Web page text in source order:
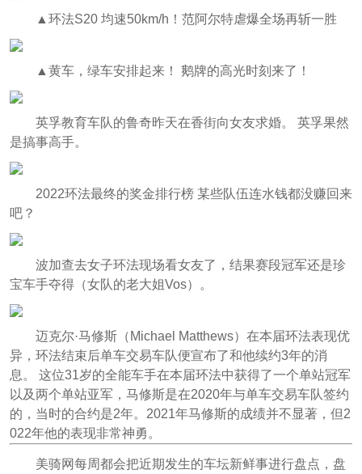
▲环法S20 均速50km/h！范阿尔特虐爆全场再斩一胜
▲黄车，绿车安排起来！ 鹅牌的高光时刻来了！
英孚教育车队的鲁奇昨天在香街向女友求婚。 英孚果然
是搞事高手。
2022环法最终的奖金排行榜 某些队伍连水钱都没赚回来
吧？
波加查去女子环法现场看女友了，结果赛段冠军还是珍
宝车手夺得（女队的老大姐Vos）。
迈克尔·马修斯（Michael Matthews）在本届环法表现优
异，环法结束后单车交易车队便宣布了和他续约3年的消
息。 这位31岁的全能车手在本届环法中获得了一个单站冠军
以及两个单站亚军，马修斯是在2020年与单车交易车队签约
的，当时的合约是2年。2021年马修斯的成绩并不显著，但2
022年他的表现非常神勇。
美骑网每周都会把近期发生的车坛新鲜事进行盘点，盘